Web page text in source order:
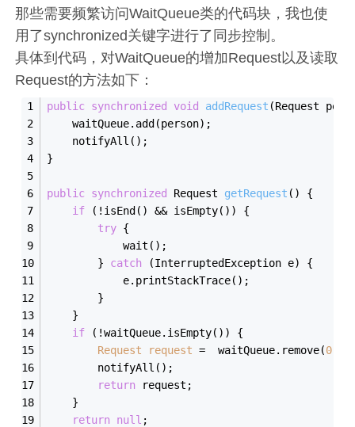
那些需要频繁访问WaitQueue类的代码块，我也使
用了synchronized关键字进行了同步控制。
具体到代码，对WaitQueue的增加Request以及读取
Request的方法如下：
public synchronized void addRequest (Request
    waitQueue.add(person);
    notifyAll();
}
public synchronized Request getRequest ()
{
if (!isEnd() && isEmpty()) {
try {
            wait();
        }
catch (InterruptedException e) {
            e.printStackTrace();
        }
    }
if (!waitQueue.isEmpty()) {
Request
request =
  waitQueue.remove(
0
        notifyAll();
return request;
    }
return null ;